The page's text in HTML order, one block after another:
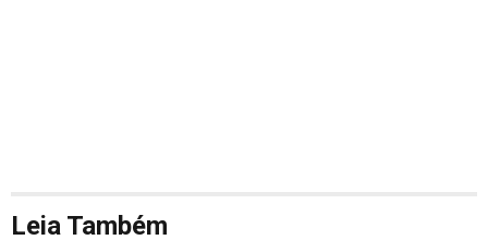
Leia Também